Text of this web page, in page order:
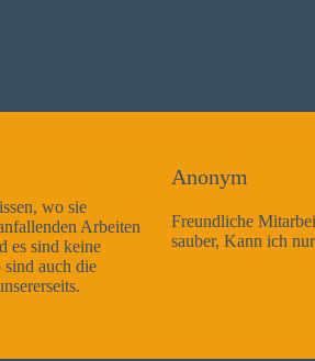
Freundliche Mitarbeiter, Arbeitsausführung
sauber, Kann ich nur weiterempfehlen